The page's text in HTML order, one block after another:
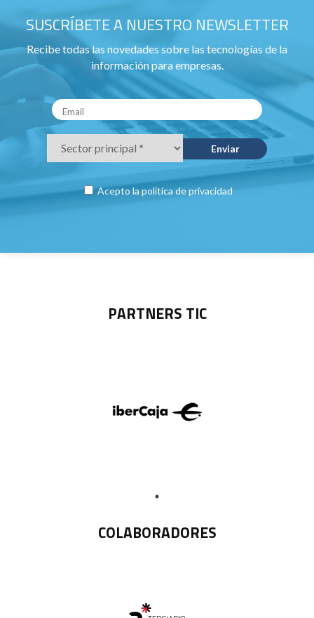
SUSCRÍBETE A NUESTRO NEWSLETTER
Recibe todas las novedades sobre las tecnologías de la
información para empresas.
Acepto la política de privacidad
PARTNERS TIC
COLABORADORES